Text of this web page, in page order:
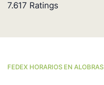
7.617 Ratings
FEDEX HORARIOS EN ALOBRAS